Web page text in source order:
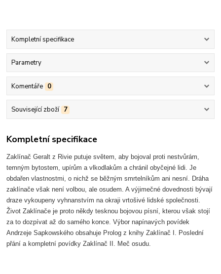
Kompletní specifikace
Parametry
Komentáře 0
Související zboží 7
Kompletní specifikace
Zaklínač Geralt z Rivie putuje světem, aby bojoval proti nestvůrám,
temným bytostem, upírům a vlkodlakům a chránil obyčejné lidi. Je
obdařen vlastnostmi, o nichž se běžným smrtelníkům ani nesní. Dráha
zaklínače však není volbou, ale osudem. A výjimečné dovednosti bývají
draze vykoupeny vyhnanstvím na okraji vrtošivé lidské společnosti.
Život Zaklínače je proto někdy tesknou bojovou písní, kterou však stojí
za to dozpívat až do samého konce. Výbor napínavých povídek
Andrzeje Sapkowského obsahuje Prolog z knihy Zaklínač I. Poslední
přání a kompletní povídky Zaklínač II. Meč osudu.